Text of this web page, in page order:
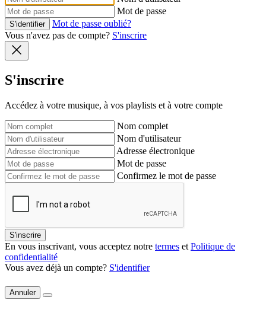
Mot de passe
S'identifier
Mot de passe oublié?
Vous n'avez pas de compte? S'inscrire
S'inscrire
Accédez à votre musique, à vos playlists et à votre compte
Nom complet
Nom d'utilisateur
Adresse électronique
Mot de passe
Confirmez le mot de passe
S'inscrire
En vous inscrivant, vous acceptez notre termes et Politique de
confidentialité
Vous avez déjà un compte? S'identifier
Annuler